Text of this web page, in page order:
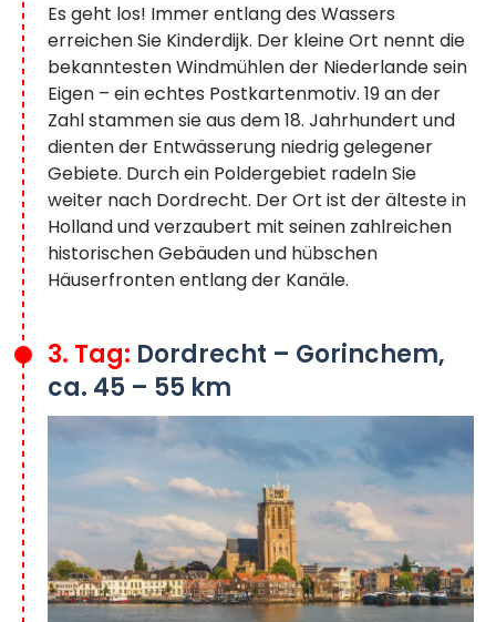
Es geht los! Immer entlang des Wassers
erreichen Sie Kinderdijk. Der kleine Ort nennt die
bekanntesten Windmühlen der Niederlande sein
Eigen – ein echtes Postkartenmotiv. 19 an der
Zahl stammen sie aus dem 18. Jahrhundert und
dienten der Entwässerung niedrig gelegener
Gebiete. Durch ein Poldergebiet radeln Sie
weiter nach Dordrecht. Der Ort ist der älteste in
Holland und verzaubert mit seinen zahlreichen
historischen Gebäuden und hübschen
Häuserfronten entlang der Kanäle.
3. Tag: Dordrecht – Gorinchem,
ca. 45 – 55 km